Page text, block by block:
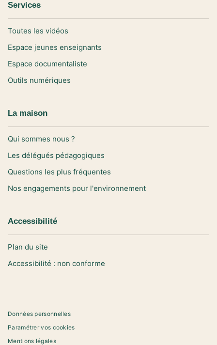
Services
Toutes les vidéos
Espace jeunes enseignants
Espace documentaliste
Outils numériques
La maison
Qui sommes nous ?
Les délégués pédagogiques
Questions les plus fréquentes
Nos engagements pour l'environnement
Accessibilité
Plan du site
Accessibilité : non conforme
Données personnelles
Paramétrer vos cookies
Mentions légales